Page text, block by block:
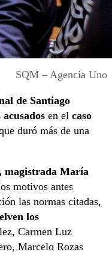
SQM – Agencia Uno
de Santiago
en el caso
duró más de una
magistrada María
motivos antes
las normas citadas,
los
Carmen Luz
Marcelo Rozas